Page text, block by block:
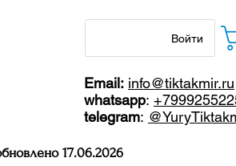
Войти
Email: info@tiktakmir.ru
whatsapp:
telegram:
влено 17.06.2026